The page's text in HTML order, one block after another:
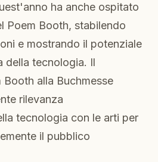
ha anche ospitato
Poem Booth, stabilendo
e mostrando il potenziale
della tecnologia. Il
alla Buchmesse
rilevanza
tecnologia con le arti per
il pubblico